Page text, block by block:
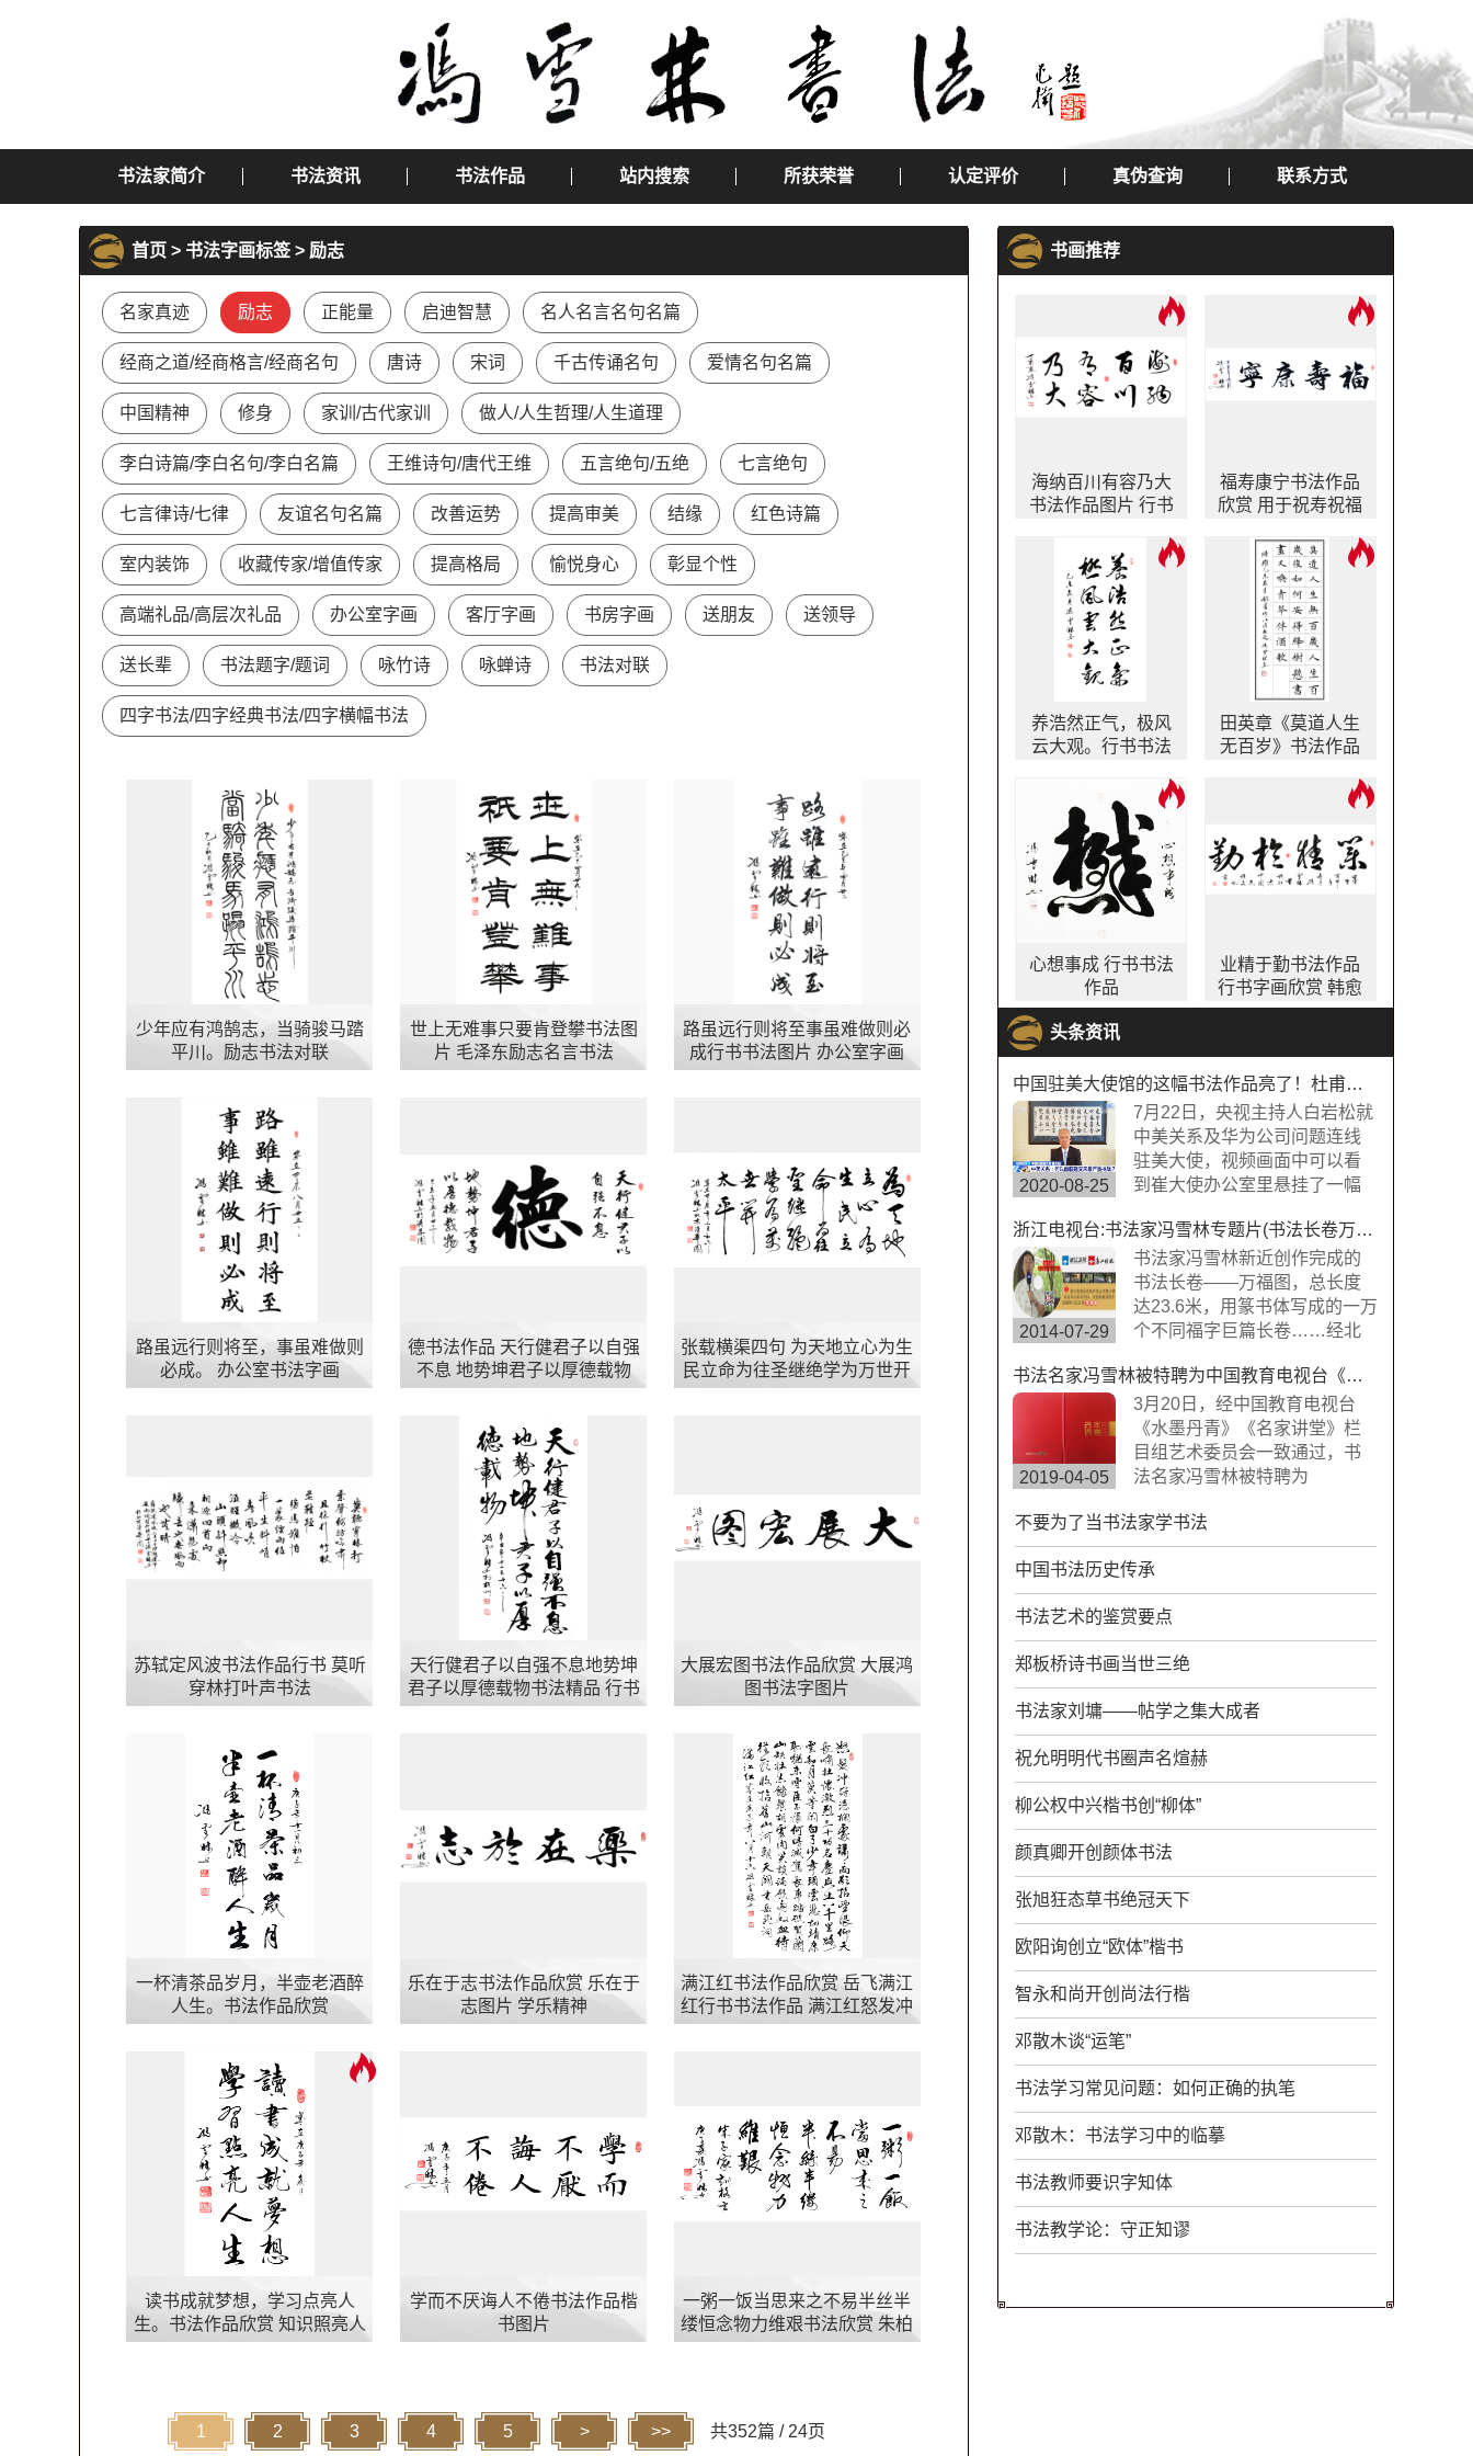
书法家简介 书法资讯 书法作品 站内搜索 所获荣誉 认定评价 真伪查询 联系方式
首页 > 书法字画标签 > 励志
名家真迹 励志 正能量 启迪智慧 名人名言名句名篇
经商之道/经商格言/经商名句 唐诗 宋词 千古传诵名句 爱情名句名篇
中国精神 修身 家训/古代家训 做人/人生哲理/人生道理
李白诗篇/李白名句/李白名篇 王维诗句/唐代王维 五言绝句/五绝 七言绝句
七言律诗/七律 友谊名句名篇 改善运势 提高审美 结缘 红色诗篇
室内装饰 收藏传家/增值传家 提高格局 愉悦身心 彰显个性
高端礼品/高层次礼品 办公室字画 客厅字画 书房字画 送朋友 送领导
送长辈 书法题字/题词 咏竹诗 咏蝉诗 书法对联
四字书法/四字经典书法/四字横幅书法
少年应有鸿鹄志，当骑骏马踏
平川。励志书法对联
世上无难事只要肯登攀书法图
片 毛泽东励志名言书法
路虽远行则将至事虽难做则必
成行书书法图片 办公室字画
路虽远行则将至，事虽难做则
必成。 办公室书法字画
德书法作品 天行健君子以自强
不息 地势坤君子以厚德载物
张载横渠四句 为天地立心为生
民立命为往圣继绝学为万世开
太平书法图片
苏轼定风波书法作品行书 莫听
穿林打叶声书法
天行健君子以自强不息地势坤
君子以厚德载物书法精品 行书
书法作品
大展宏图书法作品欣赏 大展鸿
图书法字图片
一杯清茶品岁月，半壶老酒醉
人生。书法作品欣赏
乐在于志书法作品欣赏 乐在于
志图片 学乐精神
满江红书法作品欣赏 岳飞满江
红行书书法作品 满江红怒发冲
冠图片
读书成就梦想，学习点亮人
生。书法作品欣赏 知识照亮人
生行书图片
学而不厌诲人不倦书法作品楷
书图片
一粥一饭当思来之不易半丝半
缕恒念物力维艰书法欣赏 朱柏
庐治家格言朱子家训图片
1 2 3 4 5 > >> 共352篇 / 24页
书画推荐
海纳百川有容乃大
书法作品图片 行书
徐名言自勉联 川大
校训书法
福寿康宁书法作品
欣赏 用于祝寿祝福
辈
养浩然正气，极风
云大观。行书书法
书法字画
田英章《莫道人生
无百岁》书法作品
心想事成 行书书法
作品
业精于勤书法作品
行书字画欣赏 韩愈
名言 出镜率最高的
头条资讯
中国驻美大使馆的这幅书法作品亮了！杜甫望岳书法作品
2020-08-25
7月22日，央视主持人白岩松就
中美关系及华为公司问题连线
驻美大使，视频画面中可以看
到崔大使办公室里悬挂了一幅
甫的《望岳》，极具内涵，这
幅作品的书法字体是典型欧体
楷书，方圆兼备、严谨工整、
挺劲险峻。
浙江电视台:书法家冯雪林专题片(书法长卷万福图)
2014-07-29
书法家冯雪林新近创作完成的
书法长卷——万福图，总长度
达23.6米，用篆书体写成的一万
个不同福字巨篇长卷……经北
今为止世界上唯一的福字长篇
书法作品，具有很高的搜藏价
值。浙江卫视拍摄组来到杭州
余杭径山风情小镇专门拍摄了
此次专题片。
书法名家冯雪林被特聘为中国教育电视台《水墨丹青》《名家讲堂》栏目组签约艺术家
2019-04-05
3月20日，经中国教育电视台
《水墨丹青》《名家讲堂》栏
目组艺术委员会一致通过，书
法名家冯雪林被特聘为
堂》栏目组签约艺术家。中国
教育电视台《水墨丹青》是以
“弘扬中华传统文化，传承水墨
艺术精髓”为宗旨，展示现代中
国书画艺术发展变化的大型电
视文化栏目。
不要为了当书法家学书法
中国书法历史传承
书法艺术的鉴赏要点
郑板桥诗书画当世三绝
书法家刘墉——帖学之集大成者
祝允明明代书圈声名煊赫
柳公权中兴楷书创“柳体”
颜真卿开创颜体书法
张旭狂态草书绝冠天下
欧阳询创立“欧体”楷书
智永和尚开创尚法行楷
邓散木谈“运笔”
书法学习常见问题：如何正确的执笔
邓散木：书法学习中的临摹
书法教师要识字知体
书法教学论：守正知谬